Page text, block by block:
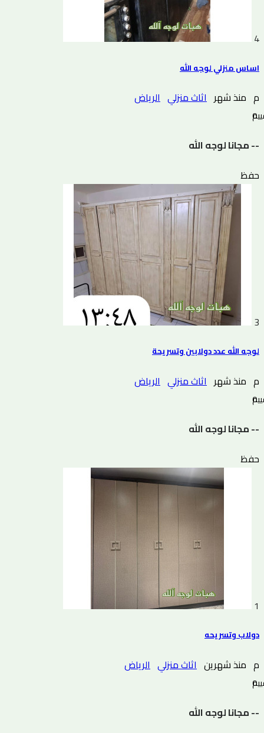
4
اساس منزلي لوجه الله
م منذ شهر اثاث منزلي الرياض
0 التقييم
-- مجانا لوجه الله
حفظ
3
لوجه الله عدد دولابين وتسريحة
م منذ شهر اثاث منزلي الرياض
0 التقييم
-- مجانا لوجه الله
حفظ
1
دولاب وتسريحه
م منذ شهرين اثاث منزلي الرياض
0 التقييم
-- مجانا لوجه الله